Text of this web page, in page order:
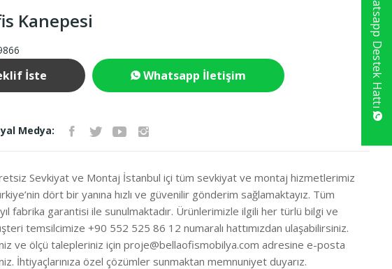
Kanepesi
İste Whatsapp İletişim
Medya:
Sevkiyat ve Montaj İstanbul içi tüm sevkiyat ve montaj hizmetlerimiz
dört bir yanına hızlı ve güvenilir gönderim sağlamaktayız. Tüm
fabrika garantisi ile sunulmaktadır. Ürünlerimizle ilgili her türlü bilgi ve
temsilcimize +90 552 525 86 12 numaralı hattımızdan ulaşabilirsiniz.
ve ölçü talepleriniz için proje@bellaofismobilya.com adresine e-posta
İhtiyaçlarınıza özel çözümler sunmaktan memnuniyet duyarız.
Whatsapp Destek Hattı